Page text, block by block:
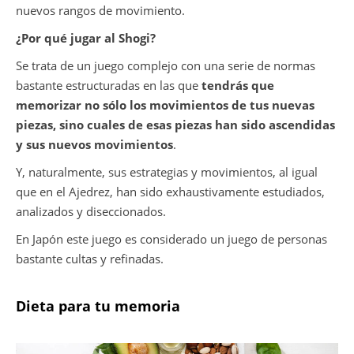
nuevos rangos de movimiento.
¿Por qué jugar al Shogi?
Se trata de un juego complejo con una serie de normas
bastante estructuradas en las que tendrás que
memorizar no sólo los movimientos de tus nuevas
piezas, sino cuales de esas piezas han sido ascendidas
y sus nuevos movimientos.
Y, naturalmente, sus estrategias y movimientos, al igual
que en el Ajedrez, han sido exhaustivamente estudiados,
analizados y diseccionados.
En Japón este juego es considerado un juego de personas
bastante cultas y refinadas.
Dieta para tu memoria